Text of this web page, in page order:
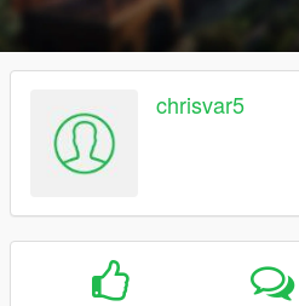
chrisvar5